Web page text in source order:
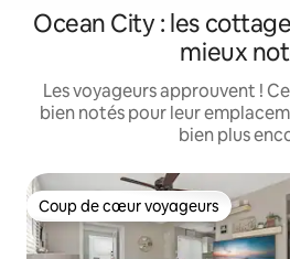
Ocean City : les
mieux
Les voyageurs approuvent !
bien notés pour leur
bien plus
Coup de cœur voyageurs
Coup de cœur voyageurs